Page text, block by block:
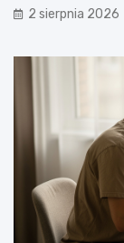
2 sierpnia 2026